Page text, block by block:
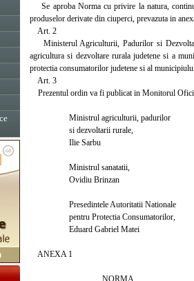
Se aproba Norma cu privire la natura,
produselor derivate din ciuperci, prevazuta in
Art. 2
Ministerul Agriculturii, Padurilor si
agricultura si dezvoltare rurala judetene si a
protectia consumatorilor judetene si al
Art. 3
Prezentul ordin va fi publicat in Monitorul
Ministrul agriculturii, padurilor
si dezvoltarii rurale,
Ilie Sarbu
Ministrul sanatatii,
Ovidiu Brinzan
Presedintele Autoritatii Nationale
pentru Protectia Consumatorilor,
Eduard Gabriel Matei
ANEXA 1
NORMA